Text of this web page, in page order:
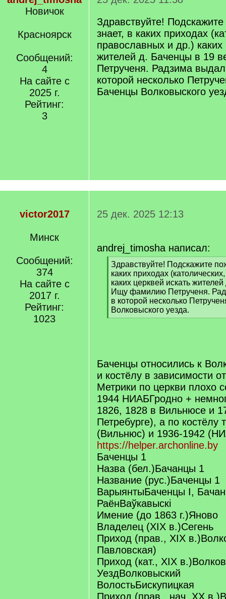
Новичок
Красноярск
Сообщений:
4
На сайте с
2025 г.
Рейтинг:
3
Здравствуйте!
знает, в каких приходах
православных и др.) каких
жителей д. Баченцы в 19
Петрученя. Радзима
которой несколько
Баченцы Волковыского
victor2017
Минск
Сообщений:
374
На сайте с
2017 г.
Рейтинг:
1023
25 дек. 2025 12:13
andrej_timosha написал:
[
q
]
Здравствуйте! Подскажите
каких приходах
каких церквей искать
Ищу фамилию Петрученя.
в которой несколько
Волковыского уезда.
[
Баченцы относились к
и костёлу в зависимости
Метрики по церкви плохо
1944 НИАБГродно +
1826, 1828 в Вильнюсе и
Петребурге), а по костёлу
(Вильнюс) и 1936-1942
https://helper.archonline.by
Баченцы 1
Назва (бел.)Бачанцы 1
Название (рус.)Баченцы 1
ВарыянтыБаченцы I,
РаёнВаўкавыскі
Имение (до 1863 г.)Яново
Владелец (XIX в.)Сегень
Приход (прав., XIX
Павловская)
Приход (кат., XIX
УездВолковыский
ВолостьБискупицкая
Приход (прав., нач. XX